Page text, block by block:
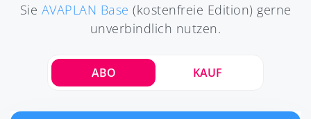
Sie AVAPLAN Base (kostenfreie Edition) gerne
unverbindlich nutzen.
ABO KAUF